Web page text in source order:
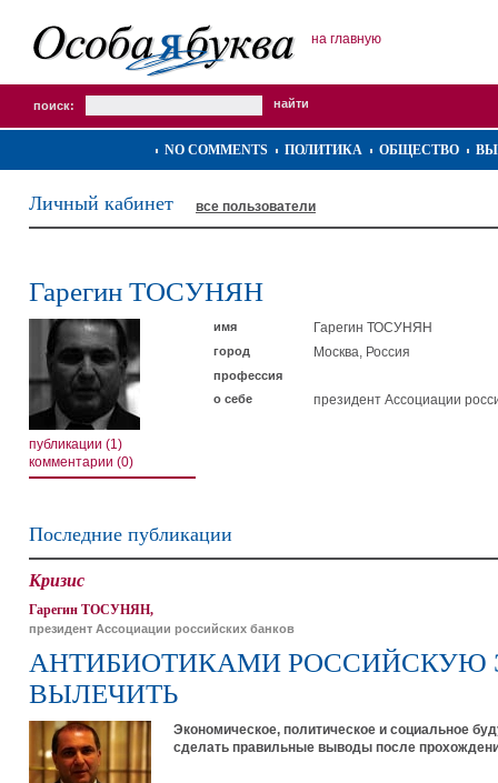
на главную
поиск:
NO COMMENTS ПОЛИТИКА ОБЩЕСТВО
Личный кабинет все пользователи
Гарегин ТОСУНЯН
публикации (1)
комментарии (0)
имя Гарегин ТОСУНЯН
город Москва, Россия
профессия
о себе
президент Ассоциации
Последние публикации
Кризис
Гарегин ТОСУНЯН,
президент Ассоциации российских банков
АНТИБИОТИКАМИ РОССИЙСКУЮ
ВЫЛЕЧИТЬ
Экономическое, политическое и социальное
сделать правильные выводы после